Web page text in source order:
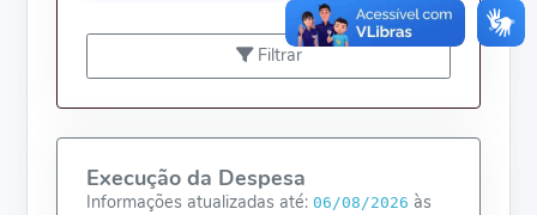
Filtrar
Execução da Despesa
Informações atualizadas até: 06/08/2026 às